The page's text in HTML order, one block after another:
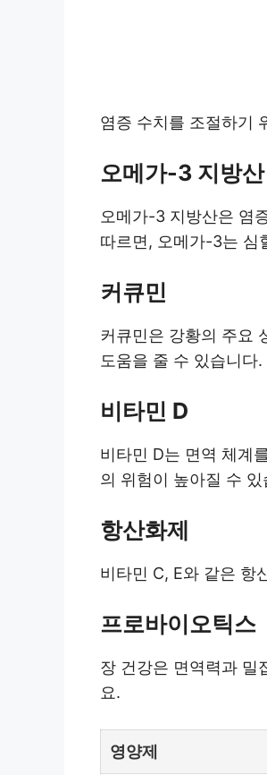
염증 수치를 조절하기
오메가-3 지방산
오메가-3 지방산은 염
따르면, 오메가-3는 심
커큐민
커큐민은 강황의 주요
도움을 줄 수 있습니다
비타민 D
비타민 D는 면역 체계
의 위험이 높아질 수
항산화제
비타민 C, E와 같은 항
프로바이오틱스
장 건강은 면역력과 밀
요.
영양제